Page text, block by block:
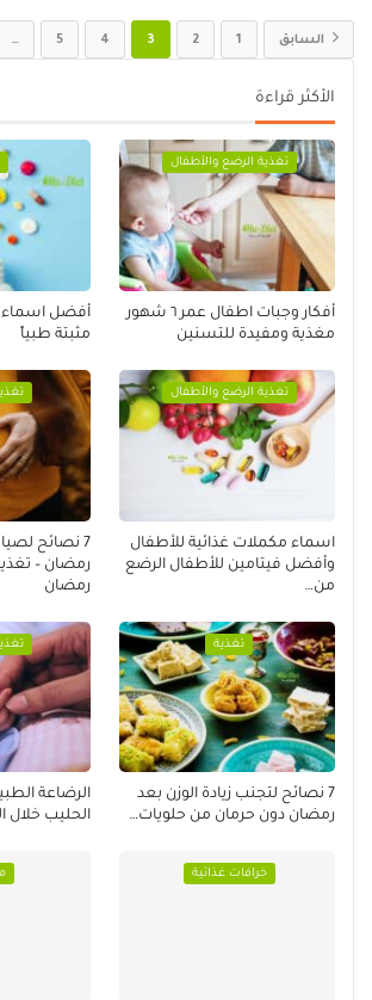
السابق 1
2
3
4
5
…
الأكثر قراءة
تغذية الرضع والأطفال
أفكار وجبات اطفال عمر ٦ شهور
مغذية ومفيدة للتسنين
أفضل اسماء
مثبتة طبياً
تغذية الرضع والأطفال
اسماء مكملات غذائية للأطفال
وأفضل فيتامين للأطفال الرضع
من…
7 نصائح
رمضان –
رمضان
تغذية
7 نصائح لتجنب زيادة الوزن بعد
رمضان دون حرمان من حلويات…
الرضاعة
الحليب خلال
خرافات غذائية